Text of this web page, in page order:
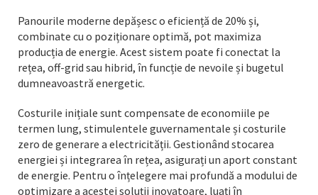
Panourile moderne depășesc o eficiență de 20% și,
combinate cu o poziționare optimă, pot maximiza
producția de energie. Acest sistem poate fi conectat la
rețea, off-grid sau hibrid, în funcție de nevoile și bugetul
dumneavoastră energetic.
Costurile inițiale sunt compensate de economiile pe
termen lung, stimulentele guvernamentale și costurile
zero de generare a electricității. Gestionând stocarea
energiei și integrarea în rețea, asigurați un aport constant
de energie. Pentru o înțelegere mai profundă a modului de
optimizare a acestei soluții inovatoare, luați în